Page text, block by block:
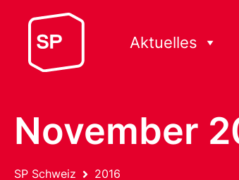
Aktuelles
November
SP Schweiz 2016